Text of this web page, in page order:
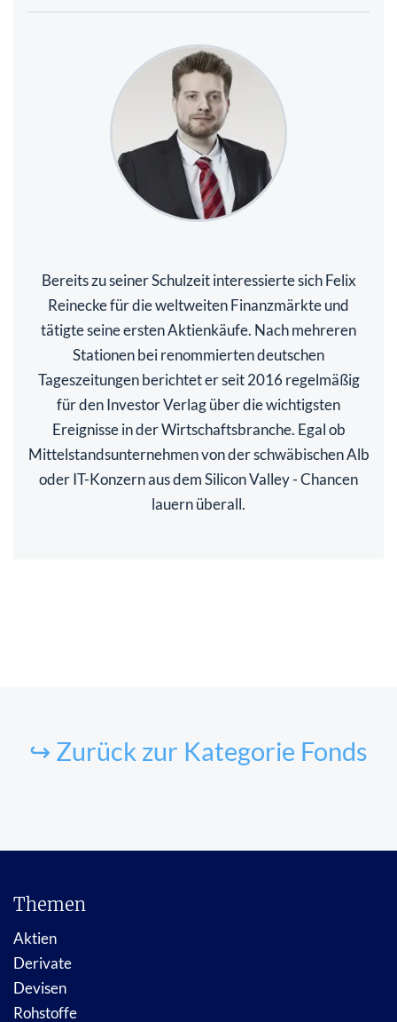
Bereits zu seiner Schulzeit interessierte sich Felix
Reinecke für die weltweiten Finanzmärkte und
tätigte seine ersten Aktienkäufe. Nach mehreren
Stationen bei renommierten deutschen
Tageszeitungen berichtet er seit 2016 regelmäßig
für den Investor Verlag über die wichtigsten
Ereignisse in der Wirtschaftsbranche. Egal ob
Mittelstandsunternehmen von der schwäbischen Alb
oder IT-Konzern aus dem Silicon Valley - Chancen
lauern überall.
↪ Zurück zur Kategorie Fonds
Themen
Aktien
Derivate
Devisen
Rohstoffe